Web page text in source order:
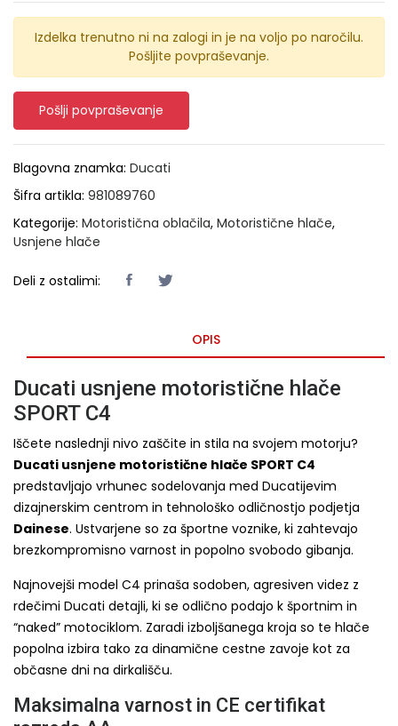
Izdelka trenutno ni na zalogi in je na voljo po naročilu.
Pošljite povpraševanje.
Pošlji povpraševanje
Blagovna znamka: Ducati
Šifra artikla: 981089760
Kategorije: Motoristična oblačila, Motoristične hlače,
Usnjene hlače
Deli z ostalimi:
OPIS
Ducati usnjene motoristične hlače
SPORT C4
Iščete naslednji nivo zaščite in stila na svojem motorju?
Ducati usnjene motoristične hlače SPORT C4
predstavljajo vrhunec sodelovanja med Ducatijevim
dizajnerskim centrom in tehnološko odličnostjo podjetja
Dainese. Ustvarjene so za športne voznike, ki zahtevajo
brezkompromisno varnost in popolno svobodo gibanja.
Najnovejši model C4 prinaša sodoben, agresiven videz z
rdečimi Ducati detajli, ki se odlično podajo k športnim in
“naked” motociklom. Zaradi izboljšanega kroja so te hlače
popolna izbira tako za dinamične cestne zavoje kot za
občasne dni na dirkališču.
Maksimalna varnost in CE certifikat